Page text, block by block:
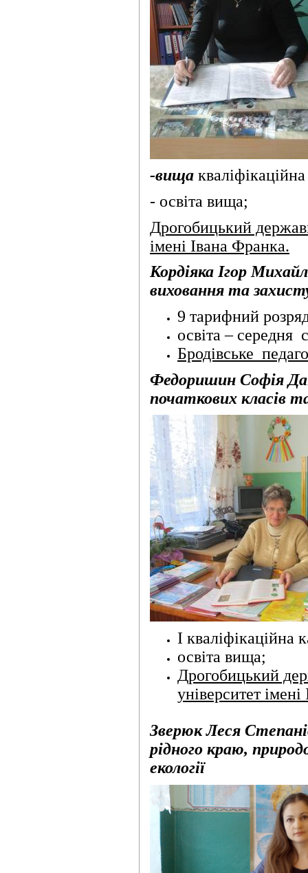
-вища
- освіта вища;
Дрогобицький
імені Івана Франка.
Кордіяка Ігор
виховання та
9 тарифний
освіта – середня
Бродівське
Федоришин Софія
початкових класів
I кваліфікаційна
освіта вища;
Дрогобицький
університет
Зверюк Леся
рідного краю,
екології